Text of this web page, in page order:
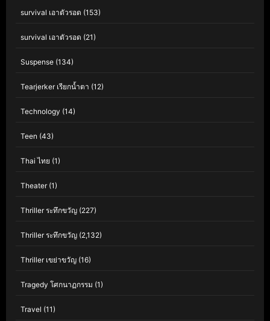
survival เอาตัวรอด (153)
survival เอาตัวรอด (21)
Suspense (134)
Tearjerker เรียกน้ำตา (12)
Technology (14)
Teen (43)
Thai ไทย (1)
Theater(1)
Thriller ระทึกขวัญ (227)
Thriller ระทึกขวัญ (2,132)
Thriller เขย่าขวัญ (16)
Tragedy โศกนาฏกรรม (1)
Travel (11)